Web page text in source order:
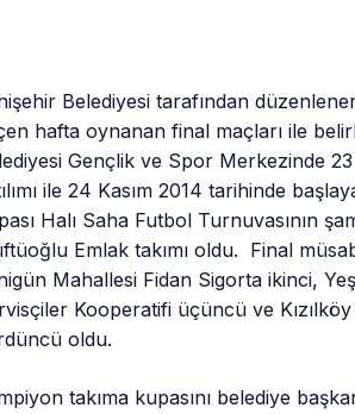
Belediyesi tarafından
hafta oynanan final maçları ile
Gençlik ve Spor Merkezinde 23
ile 24 Kasım 2014 tarihinde
Halı Saha Futbol Turnuvasının
Emlak takımı oldu. Final
Mahallesi Fidan Sigorta ikinci,
Kooperatifi üçüncü ve Kızılköy
oldu.
takıma kupasını belediye